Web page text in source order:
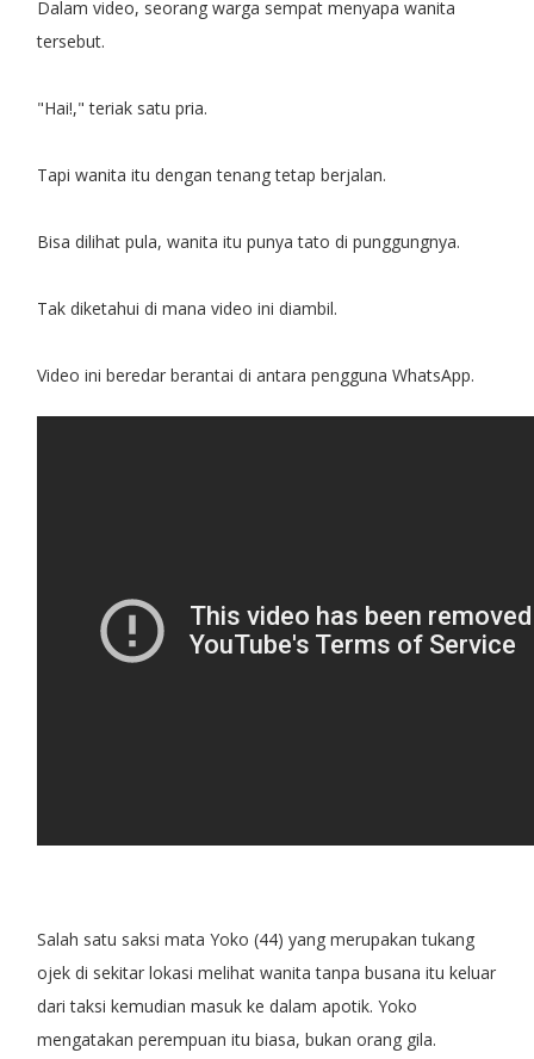
Dalam video, seorang warga sempat menyapa wanita
tersebut.
"Hai!," teriak satu pria.
Tapi wanita itu dengan tenang tetap berjalan.
Bisa dilihat pula, wanita itu punya tato di punggungnya.
Tak diketahui di mana video ini diambil.
Video ini beredar berantai di antara pengguna WhatsApp.
Salah satu saksi mata Yoko (44) yang merupakan tukang
ojek di sekitar lokasi melihat wanita tanpa busana itu keluar
dari taksi kemudian masuk ke dalam apotik. Yoko
mengatakan perempuan itu biasa, bukan orang gila.